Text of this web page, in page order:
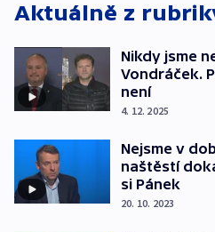
Aktuálně z
Nikdy jsme
Vondráček.
není
4. 12. 2025
Nejsme v
naštěstí
si Pánek
20. 10. 2023